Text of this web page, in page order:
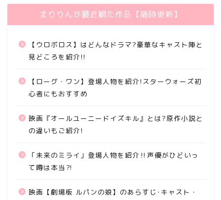
まりりんが最近観た作品【随時更新】
【ウロボロス】はどんなドラマ?豪華なキャスト陣と
見どころを紹介!!
【ローグ・ワン】登場人物を紹介!スターウォーズ初
心者にもおすすめ
映画『オールユーニードイズキル』とは?原作小説と
の違いもご紹介!
「未来のミライ」登場人物を紹介‼声優がひどいっ
て噂は本当⁈
映画【劇場版 ルパンの娘】のあらすじ･キャスト・